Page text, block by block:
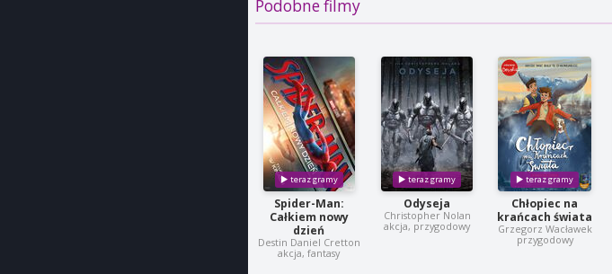
Podobne filmy
Spider-Man:
Całkiem nowy
dzień
Destin Daniel Cretton
akcja, fantasy
Odyseja
Christopher Nolan
akcja, przygodowy
Chłopiec na
krańcach świata
Grzegorz Wacławek
przygodowy